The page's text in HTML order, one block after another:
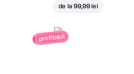
de la 99,99 lei
profitabil